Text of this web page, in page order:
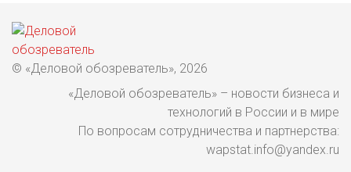
© «Деловой обозреватель», 2026
«Деловой обозреватель» – новости бизнеса и
технологий в России и в мире
По вопросам сотрудничества и партнерства:
wapstat.info@yandex.ru